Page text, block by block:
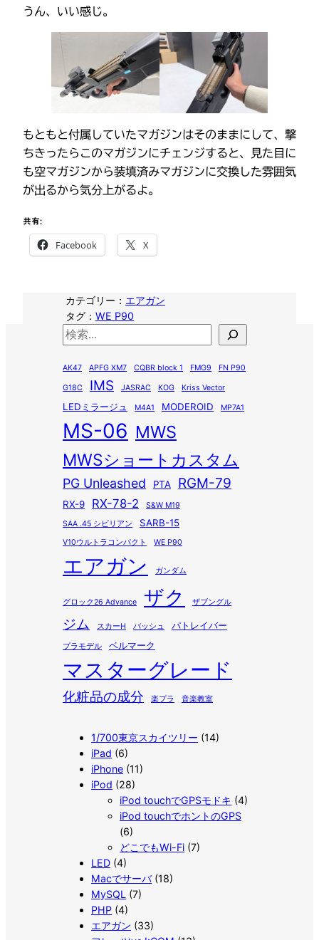
うん、いい感じ。
もともと付属していたマガジンはそのままにして、撃
ちきったらこのマガジンにチェンジすると、見た目に
も空マガジンから装填済みマガジンに交換した雰囲気
が出るから気分上がるよ。
共有:
Facebook X
カテゴリー： エアガン
タグ： WE P90
検
AK47 APFG XM7 CQBR block 1 FMG9 FN P90
G18C IMS JASRAC KOG Kriss Vector
LEDミラージュ M4A1 MODEROID MP7A1
MS-06 MWS
MWSショートカスタム
PG Unleashed PTA RGM-79
RX-9 RX-78-2
S&W M19
SAA .45 シビリアン
SARB-15
V10ウルトラコンパクト WE P90
エアガン ガンダム
グロック26 Advance ザク ザブングル
ジム スカーH バッシュ パトレイバー
プラモデル ベルマーク
マスターグレード
化粧品の成分 楽プラ 音楽教室
1/700東京スカイツリー (14)
iPad (6)
iPhone (11)
iPod (28)
iPod touchでGPSモドキ (4)
iPod touchでホントのGPS
(6)
どこでもWi-Fi (7)
LED (4)
Macでサーバ(18)
MySQL (7)
PHP (4)
エアガン (33)